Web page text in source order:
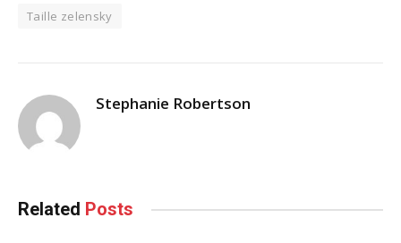
Taille zelensky
Stephanie Robertson
Related Posts